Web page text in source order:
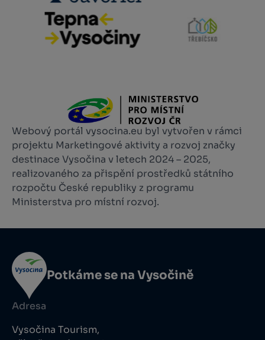
Webový portál vysocina.eu byl vytvořen v rámci
projektu Marketingové aktivity a rozvoj značky
destinace Vysočina v letech 2024 – 2025,
realizovaného za přispění prostředků státního
rozpočtu České republiky z programu
Ministerstva pro místní rozvoj.
Potkáme se na Vysočině
Adresa
Vysočina Tourism,